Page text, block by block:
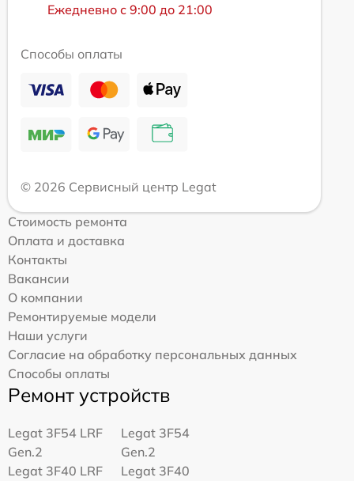
Ежедневно с 9:00 до 21:00
Способы оплаты
© 2026 Сервисный центр Legat
Стоимость ремонта
Оплата и доставка
Контакты
Вакансии
О компании
Ремонтируемые модели
Наши услуги
Согласие на обработку персональных данных
Способы оплаты
Ремонт устройств
Legat 3F54 LRF
Gen.2
Legat 3F54
Gen.2
Legat 3F40 LRF
Legat 3F40